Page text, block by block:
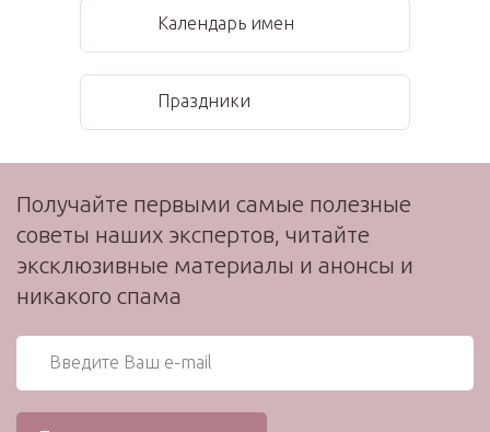
Календарь имен
Праздники
Получайте первыми самые полезные
советы наших экспертов, читайте
эксклюзивные материалы и анонсы и
никакого спама